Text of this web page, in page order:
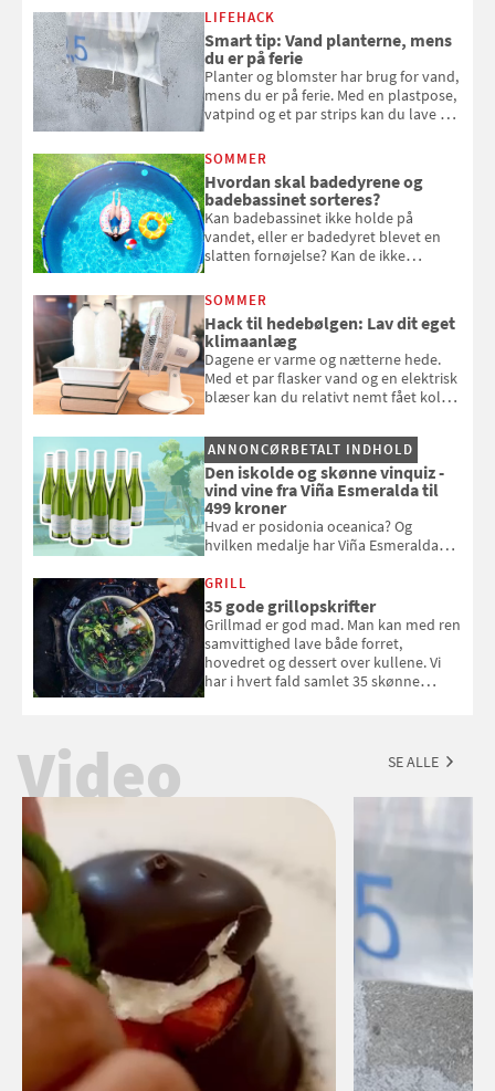
kan bruge dine hindbær i alt fra
bagværk og salater til is og syltning.
LIFEHACK
Smart tip: Vand planterne, mens
du er på ferie
Planter og blomster har brug for vand,
mens du er på ferie. Med en plastpose,
vatpind og et par strips kan du lave dit
at bede naboen om at vande eller
komme hjem til døde planter
SOMMER
Hvordan skal badedyrene og
badebassinet sorteres?
Kan badebassinet ikke holde på
vandet, eller er badedyret blevet en
slatten fornøjelse? Kan de ikke
opmærksom, når du smider
badebassinet eller et badedyr ud
SOMMER
Hack til hedebølgen: Lav dit eget
klimaanlæg
Dagene er varme og nætterne hede.
Med et par flasker vand og en elektrisk
blæser kan du relativt nemt fået koldt
og se, hvordan du gør
ANNONCØRBETALT INDHOLD
Den iskolde og skønne vinquiz -
vind vine fra Viña Esmeralda til
499 kroner
Hvad er posidonia oceanica? Og
hvilken medalje har Viña Esmeralda
med i Samvirkes skønne vinquiz, hvor
du kan vinde 6 flasker vin fra Viña
Esmeralda. Konkurrencen slutter 1.
september 2026.
GRILL
35 gode grillopskrifter
Grillmad er god mad. Man kan med ren
samvittighed lave både forret,
hovedret og dessert over kullene. Vi
har i hvert fald samlet 35 skønne
Video SE ALLE